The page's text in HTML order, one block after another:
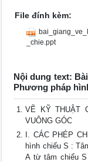
File đính kèm:
_chie.ppt
Nội dung text:
Phương pháp
VẼ KỸ THUẬT
VUÔNG GÓC
I. CÁC PHÉP
hình chiếu S :
A từ tâm chiếu